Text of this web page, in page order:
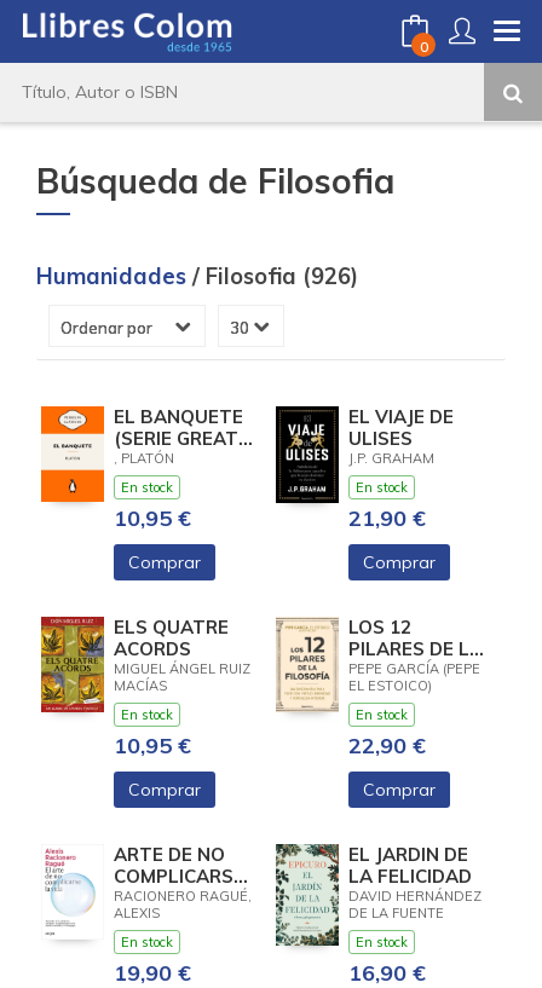
0
Búsqueda de Filosofia
Humanidades / Filosofia (926)
EL BANQUETE
(SERIE GREAT
IDEAS)
, PLATÓN
En stock
10,95 €
Comprar
EL VIAJE DE
ULISES
J.P. GRAHAM
En stock
21,90 €
Comprar
ELS QUATRE
ACORDS
MIGUEL ÁNGEL RUIZ
MACÍAS
En stock
10,95 €
Comprar
LOS 12
PILARES DE LA
FILOSOFÍA
PEPE GARCÍA (PEPE
EL ESTOICO)
En stock
22,90 €
Comprar
ARTE DE NO
COMPLICARSE
LA VIDA, EL
RACIONERO RAGUÉ,
ALEXIS
En stock
19,90 €
EL JARDIN DE
LA FELICIDAD
DAVID HERNÁNDEZ
DE LA FUENTE
En stock
16,90 €